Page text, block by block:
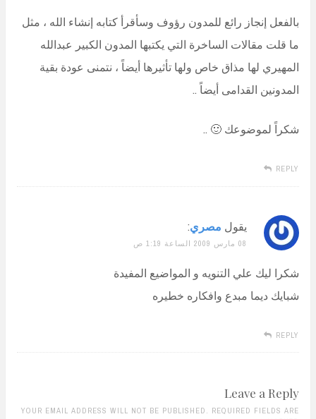
بالفعل إنجاز رائع للمدون رؤوف وسأقرأ كتابه إنشاء الله ، مثل
ما قلت مقالات الساخرة التي يكتبها المدون الكبير عبدالله
المهيري لها مذاق خاص ولها تأثيرها أيضاً ، نتمنى عودة بقية
المدونين القدامى أيضاً ..
شكراً لموضوعك 🙂 ..
REPLY
يقول مصري:
08 مارس 2009 الساعة 1:19 ص
شكرا ليك علي التنويه و المواضيع المفيدة
شبايك ديما مبدع وافكاره خطيره
REPLY
Leave a Reply
YOUR EMAIL ADDRESS WILL NOT BE PUBLISHED. REQUIRED FIELDS ARE